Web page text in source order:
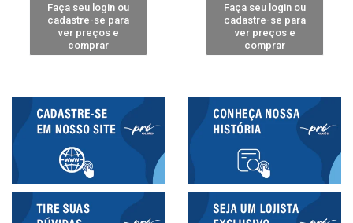
Faça seu login ou
cadastre-se para
ver preços e
comprar
Faça seu login ou
cadastre-se para
ver preços e
comprar